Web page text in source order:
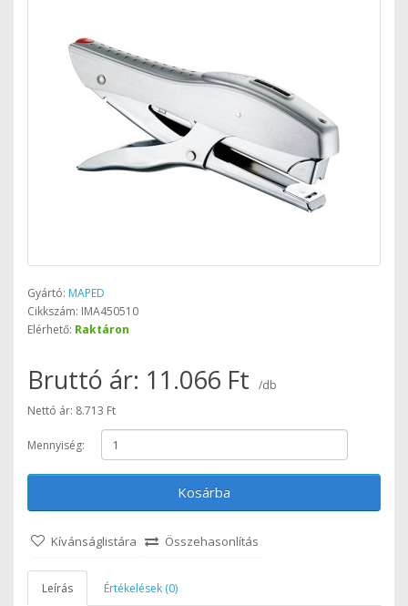
Gyártó: MAPED
Cikkszám: IMA450510
Elérhető: Raktáron
Bruttó ár: 11.066 Ft
/db
Nettó ár: 8.713 Ft
Mennyiség:
Kosárba
Kívánságlistára Összehasonlítás
Leírás Értékelések (0)